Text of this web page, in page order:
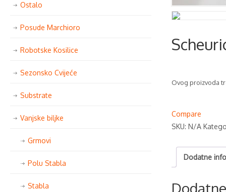
Ovog proizvoda
Compare
SKU: N/A
Dodatne
Ostalo
Posude Marchioro
Robotske Kosilice
Sezonsko Cvijeće
Substrate
Vanjske biljke
Grmovi
Polu Stabla
Stabla